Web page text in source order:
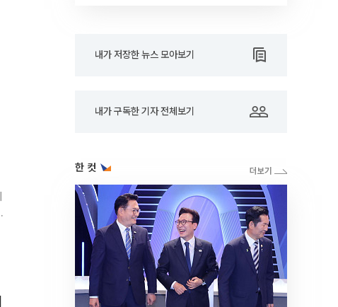
내가 저장한 뉴스 모아보기
내가 구독한 기자 전체보기
한 컷